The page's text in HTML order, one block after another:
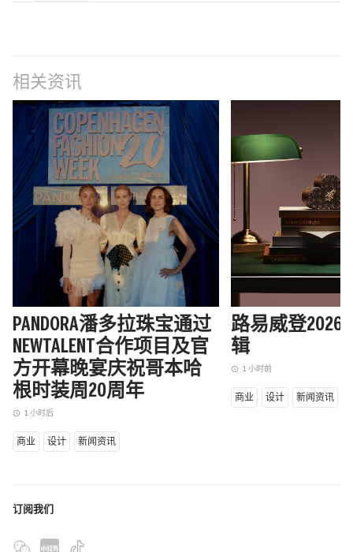
相关资讯
PANDORA潘多拉珠宝通过
NEWTALENT合作项目及官
方开幕晚宴庆祝哥本哈
根时装周20周年
access_time 1 小时后
商业 设计 新闻资讯
路易威登2026
辑
access_time 1 小时前
商业 设计 新闻资讯
订阅我们